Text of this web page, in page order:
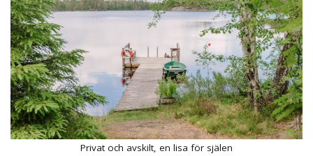
Privat och avskilt, en lisa för själen